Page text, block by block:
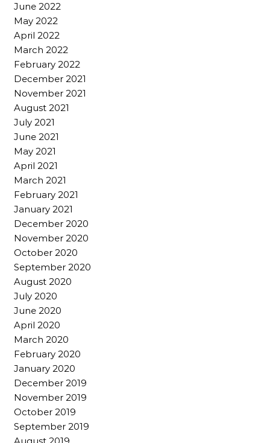
June 2022
May 2022
April 2022
March 2022
February 2022
December 2021
November 2021
August 2021
July 2021
June 2021
May 2021
April 2021
March 2021
February 2021
January 2021
December 2020
November 2020
October 2020
September 2020
August 2020
July 2020
June 2020
April 2020
March 2020
February 2020
January 2020
December 2019
November 2019
October 2019
September 2019